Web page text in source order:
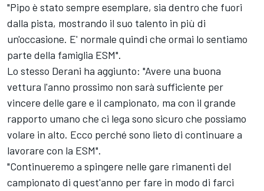
"Pipo è stato sempre esemplare, sia dentro che fuori
dalla pista, mostrando il suo talento in più di
un'occasione. E' normale quindi che ormai lo sentiamo
parte della famiglia ESM".
Lo stesso Derani ha aggiunto: "Avere una buona
vettura l'anno prossimo non sarà sufficiente per
vincere delle gare e il campionato, ma con il grande
rapporto umano che ci lega sono sicuro che possiamo
volare in alto. Ecco perché sono lieto di continuare a
lavorare con la ESM".
"Continueremo a spingere nelle gare rimanenti del
campionato di quest'anno per fare in modo di farci